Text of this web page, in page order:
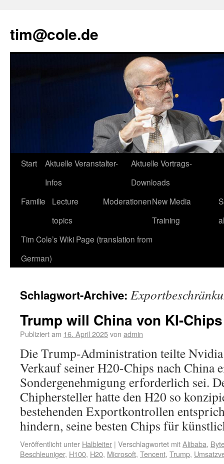
tim@cole.de
Start
Aktuelle Veranstalter-
Infos
Aktuelle Vortrags-
Downloads
Familie
Lecture
topics
ModerationenNew Media
Training
Tim Cole’s Wiki Page (translation from
German)
Schlagwort-Archive:
Trump will China von KI-
Publiziert am 16. April 2025von admin
Die Trump-Administration teilte
Verkauf seiner H20-Chips nach China
Sondergenehmigung erforderlich sei.
Chiphersteller hatte den H20 so
bestehenden Exportkontrollen
hindern, seine besten Chips für
Veröffentlicht unter Halbleiter | Verschlagwortet mitAlibaba,
Beschleuniger, H100, H20, Microsoft, Tencent, Trump,